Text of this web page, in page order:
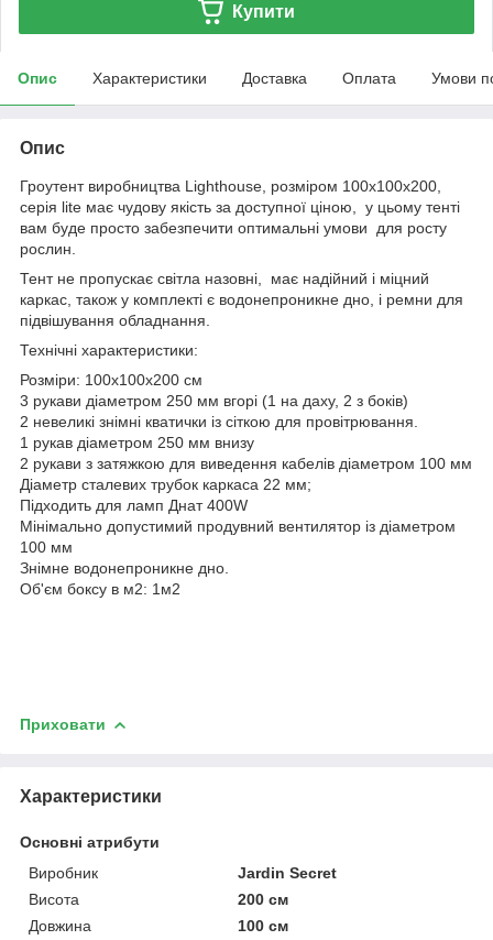
Купити
Опис Характеристики Доставка Оплата Умови
Опис
Гроутент виробництва Lighthouse, розміром 100х100х200,
серія lite має чудову якість за доступної ціною, у цьому тенті
вам буде просто забезпечити оптимальні умови для росту
рослин.
Тент не пропускає світла назовні, має надійний і міцний
каркас, також у комплекті є водонепроникне дно, і ремни для
підвішування обладнання.
Технічні характеристики:
Розміри: 100x100x200 см
3 рукави діаметром 250 мм вгорі (1 на даху, 2 з боків)
2 невеликі знімні кватички із сіткою для провітрювання.
1 рукав діаметром 250 мм внизу
2 рукави з затяжкою для виведення кабелів діаметром 100 мм
Діаметр сталевих трубок каркаса 22 мм;
Підходить для ламп Днат 400W
Мінімально допустимий продувний вентилятор із діаметром
100 мм
Знімне водонепроникне дно.
Об'єм боксу в м2: 1м2
Приховати
Характеристики
Основні атрибути
Виробник
Jardin Secret
Висота
200 см
Довжина
100 см